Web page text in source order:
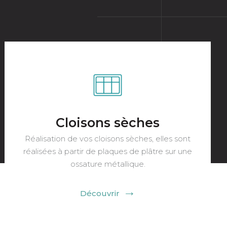
Plafonds
Faux-plafonds suspendus, simple, sur ossature
métallique, plafonds techniques.